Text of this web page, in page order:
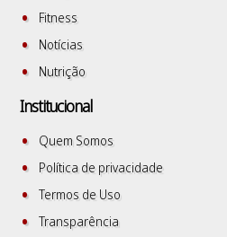
Fitness
Notícias
Nutrição
Institucional
Quem Somos
Política de privacidade
Termos de Uso
Transparência